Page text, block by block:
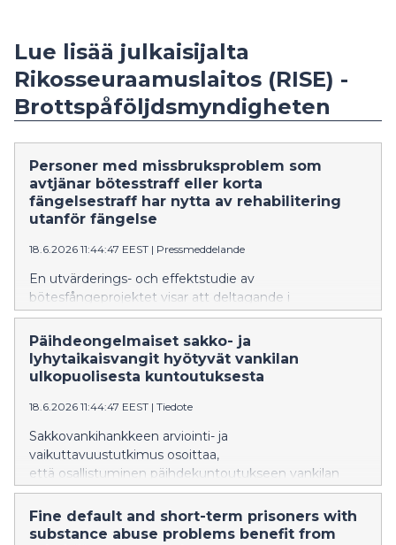
Lue lisää julkaisijalta
Rikosseuraamuslaitos (RISE) -
Brottspåföljdsmyndigheten
Personer med missbruksproblem som
avtjänar bötesstraff eller korta
fängelsestraff har nytta av rehabilitering
utanför fängelse
18.6.2026 11:44:47 EEST | Pressmeddelande
En utvärderings- och effektstudie av
bötesfångeprojektet visar att deltagande i
missbruksrehabilitering utanför fängelse minskade
återfall i kriminalitet bland dem som avtjänade
bötesstraff och korta fängelsestraff.
Päihdeongelmaiset sakko- ja
lyhytaikaisvangit hyötyvät vankilan
ulkopuolisesta kuntoutuksesta
18.6.2026 11:44:47 EEST | Tiedote
Sakkovankihankkeen arviointi- ja
vaikuttavuustutkimus osoittaa,
että osallistuminen päihdekuntoutukseen vankilan
ulkopuolella vähensi sakko- ja
lyhytaikaisvankien uusintarikollisuutta.
Fine default and short-term prisoners with
substance abuse problems benefit from